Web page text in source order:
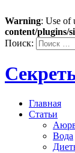
Warning: Use of
content/plugins/
Поиск:
Главная
Статьи
Вода